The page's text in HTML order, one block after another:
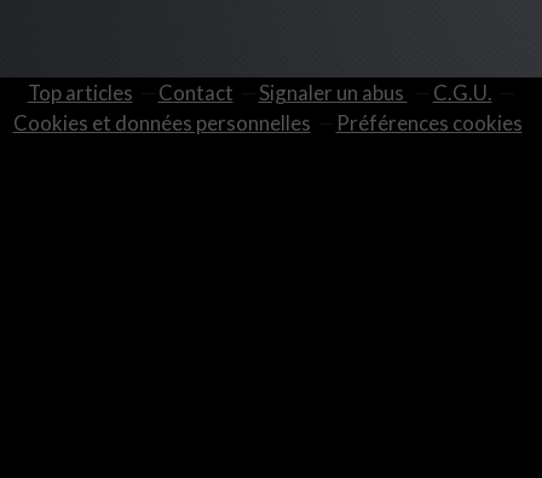
Top articles Contact Signaler un abus
C.G.U.
Cookies et données personnelles
Préférences cookies